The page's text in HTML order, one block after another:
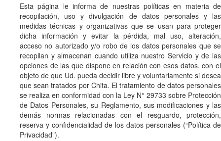
Esta página le informa de nuestras políticas en materia de
recopilación, uso y divulgación de datos personales y las
medidas técnicas y organizativas que se usan para proteger
dicha información y evitar la pérdida, mal uso, alteración,
acceso no autorizado y/o robo de los datos personales que se
recopilan y almacenan cuando utiliza nuestro Servicio y de las
opciones de las que dispone en relación con esos datos, con el
objeto de que Ud. pueda decidir libre y voluntariamente si desea
que sean tratados por Chita. El tratamiento de datos personales
se realiza en conformidad con la Ley N° 29733 sobre Protección
de Datos Personales, su Reglamento, sus modificaciones y las
demás normas relacionadas con el resguardo, protección,
reserva y confidencialidad de los datos personales (“Política de
Privacidad”).